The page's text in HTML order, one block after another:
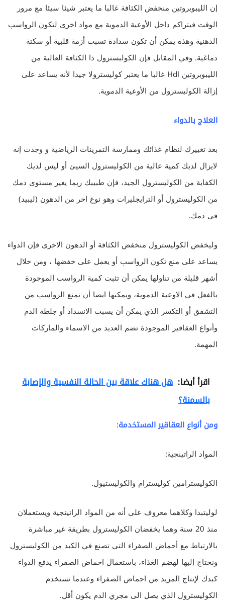
إن الليبوبروتين منخفض الكثافة غالبا ما يعتبر شيئا سيئا مع مرور
الوقت فيتراكم داخل الأوعية الدموية مع مواد اخرى لتكون الرواسب
الدهنية وهذه يمكن أن تكون سدادة تسبب أزمة قلبية أو سكتة
دماغية. وفي المقابل فإن الكوليسترول ذا الكثافة العالية من
الليبوبروتين Hdl غالبا ما يعتبر كوليسترولا جيدا لأنه يساعد على
إزالة الكوليسترول من الأوعية الدموية.
العلاج بالدواء
بعد تغييرك لنظام غذائك وممارسة التمرينات الرياضية و وجدت إنه
لايزال لديك كمية عالية من الكوليسترول السيئ أو ليس لديك
الكفاية من الكوليسترول الجيد، فإن طبيبك ربما يغير مستوى دمك
من الكوليسترول أو الترايجليرات وهو نوع اخر من الدهون (ليبيد)
في دمك.
وليخفض الكوليسترول منخفض الكثافة أو الدهون الاخرى فإن الدواء
يساعد على منع تكون الرواسب أو يعمل على خفضها ، ومن خلال
أشهر قليلة من تناولها يمكن أن تثبت كمية الرواسب الموجودة
بالفعل في الاوعية الدموية، ويمكنها ايضا أن تمنع الرواسب من
التشقق أو التكسر الذي يمكن أن يسبب الانسداد أو جلطة الدم
وأنواع العقاقير الموجودة تضم العديد من الاسماء والماركات
المهمة.
اقرأ أيضا: هل هناك علاقة بين الحالة النفسية والإصابة
بالسمنة؟
ومن أنواع العقاقير المستخدمة:
المواد الراتينجية:
الكوليسترامين كوليسترام والكوليستيول.
لوليتبدا وكلاهما معروف على أنه من المواد الراتينجية ويستعملان
منذ 20 سنة وهما يخفضان الكوليسترول بطريقة غير مباشرة
بالارتباط مع أحماض الصفراء التي تصنع في الكبد من الكوليسترول
ونحتاج إليها لهضم الغذاء، باستعمال احماض الصفراء يدفع الدواء
كبدك لإنتاج المزيد من احماض الصفراء وعندما نستخدم
الكوليسترول الذي يصل الى مجري الدم يكون أقل.